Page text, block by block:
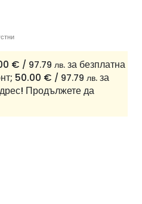
€ / 97.79 лв. за безплатна
50.00 € / 97.79 лв. за
Продължете да